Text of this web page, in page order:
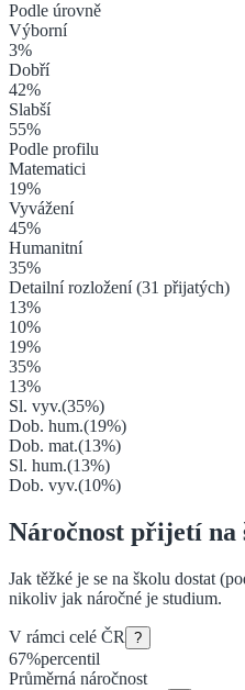
Podle úrovně
Výborní
3%
Dobří
42%
Slabší
55%
Podle profilu
Matematici
19%
Vyvážení
45%
Humanitní
35%
Detailní rozložení (31 přijatých)
13%
10%
19%
35%
13%
Sl. vyv.(35%)
Dob. hum.(19%)
Dob. mat.(13%)
Sl. hum.(13%)
Dob. vyv.(10%)
Náročnost přijetí na
Jak těžké je se na školu dostat
nikoliv jak náročné je studium.
V rámci celé ČR ?
67%percentil
Průměrná náročnost